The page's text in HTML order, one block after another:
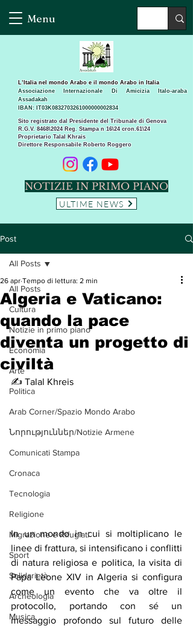
Menu
Sito registrato dal Presidente del Tribunale di Genova
R.G.V. 8468\2024 Reg. Stampa n 16\24 cron.61\24 ​
Proprietario Talal Khrais
Direttore Responsabile Roberto Roggero
L’Italia nel mondo Arabo e il mondo Arabo in Italia
Associazione Internazionale Di Amicizia Italo-araba
Assadakah
IBAN: IT03K0832703261000000002834
NOTIZIE IN PRIMO PIANO
ULTIME NEWS
Post
All Posts
Cultura
Notizie in primo piano
Economia
Arte
Politica
Arab Corner/Spazio Mondo Arabo
Նորություններ/Notizie Armene
Comunicati Stampa
Cronaca
Tecnologia
Religione
Migrazione e Rifugiati
Sport
Solidarietà
Archeologia
Musica
All Posts
Algeria e Vaticano:
quando la pace
diventa un progetto di
civiltà
26 apr Tempo di lettura: 2 min
✍️ Talal Khreis
In un mondo in cui si moltiplicano le
linee di frattura, si intensificano i conflitti
di natura religiosa e politica, la visita di
Papa Leone XIV in Algeria si configura
come un evento che va oltre il
protocollo, portando con sé un
messaggio profondo sul futuro delle